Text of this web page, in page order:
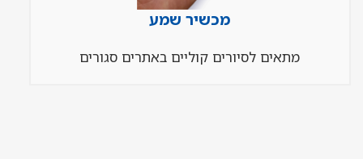
מכשיר שמע
מתאים לסיורים קוליים באתרים סגורים